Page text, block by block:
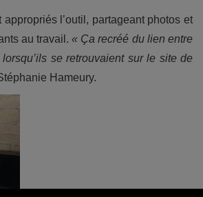
appropriés l’outil, partageant photos et
au travail.« Ça recréé du lien entre
se retrouvaient sur le site de
Hameury.